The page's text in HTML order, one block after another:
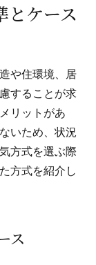
とケース
や住環境、居
することが求
リットがあ
いため、状況
方式を選ぶ際
方式を紹介し
ス